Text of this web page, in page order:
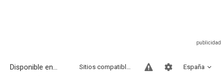
Disponible en... España
Sitios compatibles